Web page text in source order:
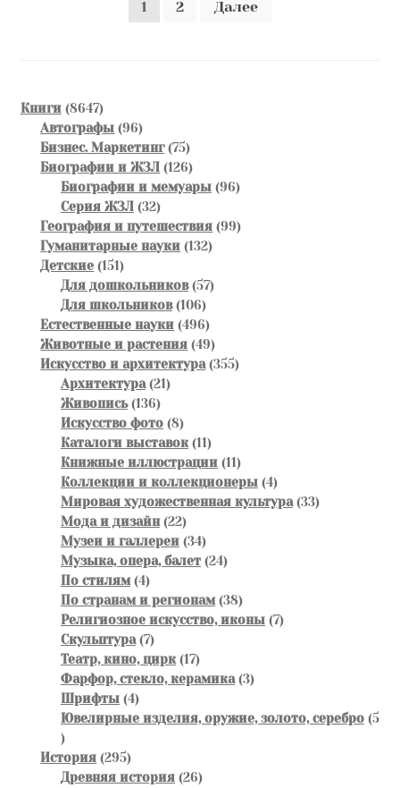
1 2 Далее
Книги 86478647
товаров
Автографы 9696
товаров
Бизнес. Маркетинг 7575
товаров
Биографии и ЖЗЛ 126126
товаров
Биографии и мемуары 9696
Серия ЖЗЛ 3232
товара
География и путешествия 9999
Гуманитарные науки 132132
Детские 151151
товар
Для дошкольников 5757
Для школьников 106106
товаров
Естественные науки 496496
товаров
Животные и растения 4949
товаров
Искусство и архитектура 355355
Архитектура 2121
Живопись 136136
товаров
Искусство фото 88
товаров
Каталоги выставок 1111
товаров
Книжные иллюстрации 1111
товаров
Коллекции и коллекционеры 44
товара
Мировая художественная культура 3333
Мода и дизайн 2222
товара
Музеи и галлереи 3434
товара
Музыка, опера, балет 2424
По стилям 44
товара
По странам и регионам 3838
товаров
Религиозное искусство, иконы 77
Скульптура 77
товаров
Театр, кино, цирк 1717
товаров
Фарфор, стекло, керамика 33
Шрифты 44
товара
Ювелирные изделия, оружие, золото, серебро 5
5
товаров
История 295295
товаров
Древняя история 2626